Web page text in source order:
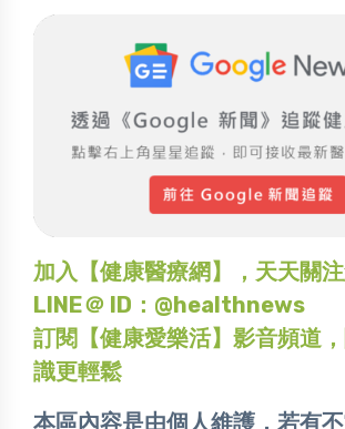
加入【健康醫療網】，天天關注
LINE＠ ID：@healthnews
訂閱【健康愛樂活】影音頻道
識更輕鬆
本區內容是由個人維護，若有